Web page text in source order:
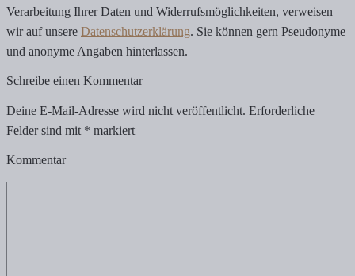
Verarbeitung Ihrer Daten und Widerrufsmöglichkeiten, verweisen
wir auf unsere Datenschutzerklärung. Sie können gern Pseudonyme
und anonyme Angaben hinterlassen.
Schreibe einen Kommentar
Deine E-Mail-Adresse wird nicht veröffentlicht. Erforderliche
Felder sind mit * markiert
Kommentar